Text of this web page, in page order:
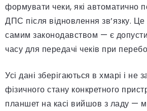
формувати чеки, які автоматично
ДПС після відновлення зв’язку.
самим законодавством — є
часу для передачі чеків при
Усі дані зберігаються в хмарі і не
фізичного стану конкретного
планшет на касі вийшов з ладу —